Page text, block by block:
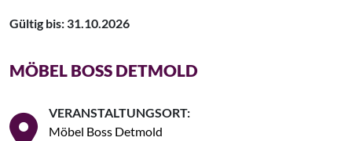
Gültig bis: 31.10.2026
MÖBEL BOSS DETMOLD
VERANSTALTUNGSORT:
Möbel Boss Detmold